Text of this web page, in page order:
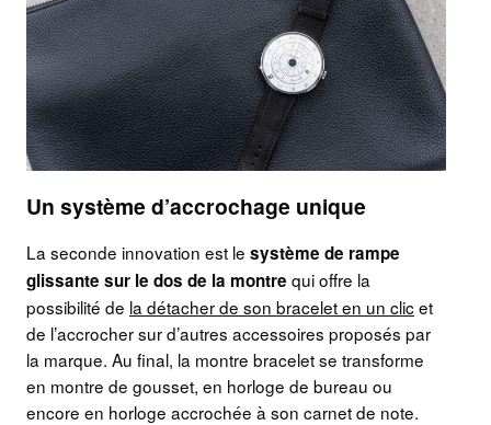
Un système d’accrochage unique
La seconde innovation est le système de rampe
glissante sur le dos de la montre qui offre la
possibilité de la détacher de son bracelet en un clicet
de l’accrocher sur d’autres accessoires proposés par
la marque. Au final, la montre bracelet se transforme
en montre de gousset, en horloge de bureau ou
encore en horloge accrochée à son carnet de note.